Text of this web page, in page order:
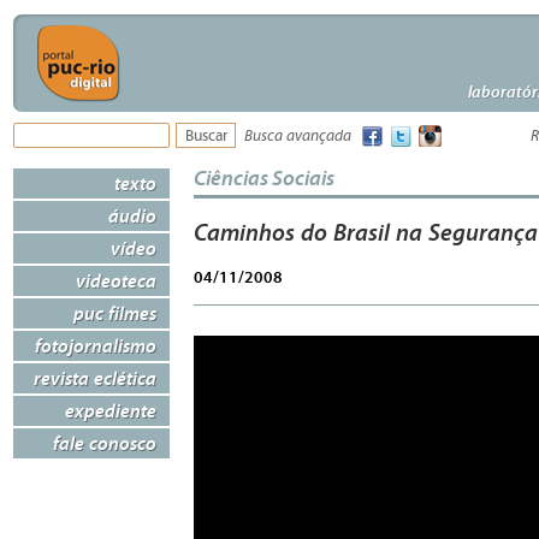
Busca avançada
texto
áudio
vídeo
videoteca
puc filmes
fotojornalismo
revista eclética
expediente
fale conosco
Ciências Sociais
Caminhos do Brasil na
04/11/2008